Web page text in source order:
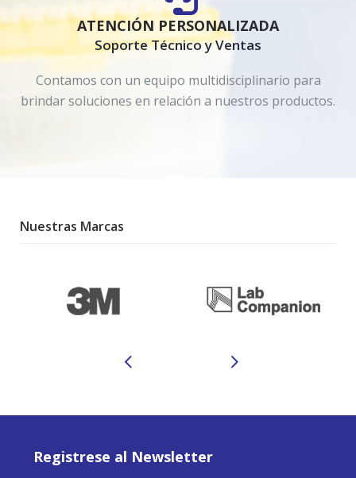
ATENCIÓN PERSONALIZADA
Soporte Técnico y Ventas
Contamos con un equipo multidisciplinario para
brindar soluciones en relación a nuestros productos.
Nuestras Marcas
Registrese al Newsletter